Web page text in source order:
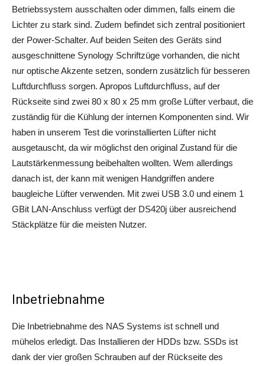
Betriebssystem ausschalten oder dimmen, falls einem die
Lichter zu stark sind. Zudem befindet sich zentral positioniert
der Power-Schalter. Auf beiden Seiten des Geräts sind
ausgeschnittene Synology Schriftzüge vorhanden, die nicht
nur optische Akzente setzen, sondern zusätzlich für besseren
Luftdurchfluss sorgen. Apropos Luftdurchfluss, auf der
Rückseite sind zwei 80 x 80 x 25 mm große Lüfter verbaut, die
zuständig für die Kühlung der internen Komponenten sind. Wir
haben in unserem Test die vorinstallierten Lüfter nicht
ausgetauscht, da wir möglichst den original Zustand für die
Lautstärkenmessung beibehalten wollten. Wem allerdings
danach ist, der kann mit wenigen Handgriffen andere
baugleiche Lüfter verwenden. Mit zwei USB 3.0 und einem 1
GBit LAN-Anschluss verfügt der DS420j über ausreichend
Stäckplätze für die meisten Nutzer.
Inbetriebnahme
Die Inbetriebnahme des NAS Systems ist schnell und
mühelos erledigt. Das Installieren der HDDs bzw. SSDs ist
dank der vier großen Schrauben auf der Rückseite des